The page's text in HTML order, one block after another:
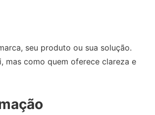
seu produto ou sua solução.
mas como quem oferece clareza e